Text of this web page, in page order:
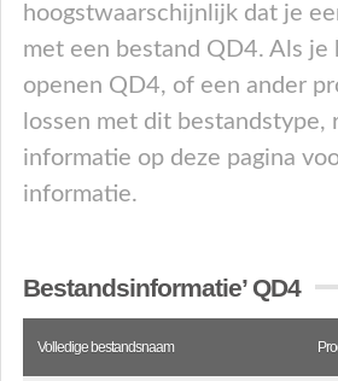
hoogstwaarschijnlijk dat je
met een bestand QD4. Als
openen QD4, of een ander
lossen met dit bestandstype,
informatie op deze pagina
informatie.
Bestandsinformatie’ QD4
Volledige bestandsnaam